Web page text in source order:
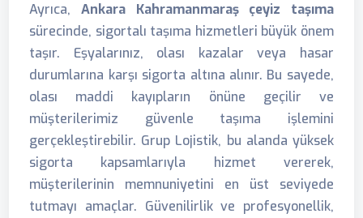
Ayrıca, Ankara Kahramanmaraş çeyiz taşıma
sürecinde, sigortalı taşıma hizmetleri büyük önem
taşır. Eşyalarınız, olası kazalar veya hasar
durumlarına karşı sigorta altına alınır. Bu sayede,
olası maddi kayıpların önüne geçilir ve
müşterilerimiz güvenle taşıma işlemini
gerçekleştirebilir. Grup Lojistik, bu alanda yüksek
sigorta kapsamlarıyla hizmet vererek,
müşterilerinin memnuniyetini en üst seviyede
tutmayı amaçlar. Güvenilirlik ve profesyonellik,